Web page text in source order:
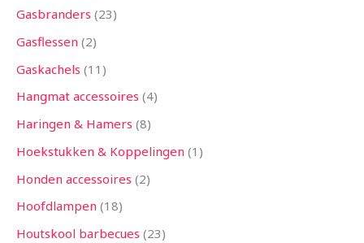
Gasbranders 23
Gasflessen 2
Gaskachels 11
Hangmat accessoires 4
Haringen & Hamers 8
Hoekstukken & Koppelingen 1
Honden accessoires 2
Hoofdlampen 18
Houtskool barbecues 23